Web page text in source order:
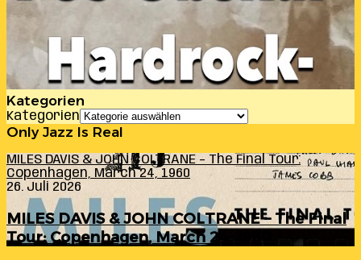
Kategorien
Kategorien
Only Jazz Is Real
MILES DAVIS & JOHN COLTRANE – The Final Tour:
Copenhagen, March 24, 1960
26. Juli 2026
MILES DAVIS & JOHN COLTRANE – The Final
Tour: Copenhagen, March 24, 1960